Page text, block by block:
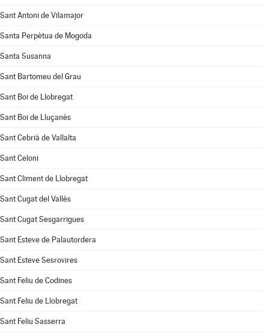
Sant Antoni de Vilamajor
Santa Perpètua de Mogoda
Santa Susanna
Sant Bartomeu del Grau
Sant Boi de Llobregat
Sant Boi de Lluçanès
Sant Cebrià de Vallalta
Sant Celoni
Sant Climent de Llobregat
Sant Cugat del Vallès
Sant Cugat Sesgarrigues
Sant Esteve de Palautordera
Sant Esteve Sesrovires
Sant Feliu de Codines
Sant Feliu de Llobregat
Sant Feliu Sasserra